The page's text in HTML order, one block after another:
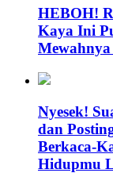
HEBOH!
Kaya Ini
Nyesek!
dan
Berkaca-
Hidupmu